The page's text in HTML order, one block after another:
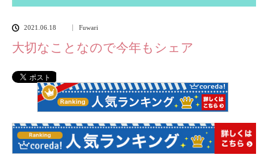
2021.06.18 Fuwari
大切なことなので今年もシェア